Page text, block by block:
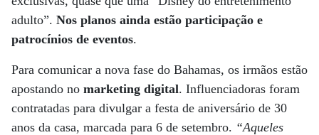
adulto”. Nos planos ainda estão participação e
patrocínios de eventos.
Para comunicar a nova fase do Bahamas, os irmãos estão
apostando no marketing digital. Influenciadoras foram
contratadas para divulgar a festa de aniversário de 30
anos da casa, marcada para 6 de setembro. “Aqueles